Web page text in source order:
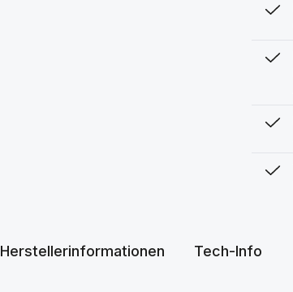
Herstellerinformationen Tech-Info